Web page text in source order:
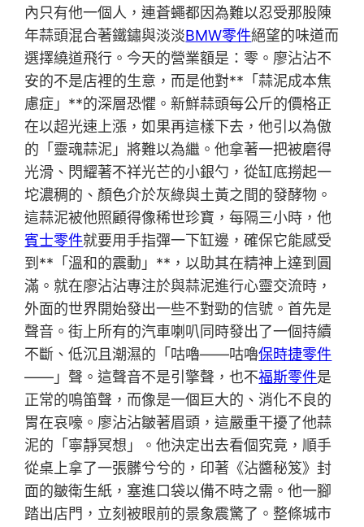
內只有他一個人，連蒼蠅都因為難以忍受那股陳
年蒜頭混合著鐵鏽與淡淡BMW零件絕望的味道而
選擇繞道飛行。今天的營業額是：零。廖沾沾不
安的不是店裡的生意，而是他對**「蒜泥成本焦
慮症」**的深層恐懼。新鮮蒜頭每公斤的價格正
在以超光速上漲，如果再這樣下去，他引以為傲
的「靈魂蒜泥」將難以為繼。他拿著一把被磨得
光滑、閃耀著不祥光芒的小銀勺，從缸底撈起一
坨濃稠的、顏色介於灰綠與土黃之間的發酵物。
這蒜泥被他照顧得像稀世珍寶，每隔三小時，他
賓士零件就要用手指彈一下缸邊，確保它能感受
到**「溫和的震動」**，以助其在精神上達到圓
滿。就在廖沾沾專注於與蒜泥進行心靈交流時，
外面的世界開始發出一些不對勁的信號。首先是
聲音。街上所有的汽車喇叭同時發出了一個持續
不斷、低沉且潮濕的「咕嚕——咕嚕保時捷零件
——」聲。這聲音不是引擎聲，也不福斯零件是
正常的鳴笛聲，而像是一個巨大的、消化不良的
胃在哀嚎。廖沾沾皺著眉頭，這嚴重干擾了他蒜
泥的「寧靜冥想」。他決定出去看個究竟，順手
從桌上拿了一張髒兮兮的，印著《沾醬秘笈》封
面的皺衛生紙，塞進口袋以備不時之需。他一腳
踏出店門，立刻被眼前的景象震驚了。整條城市